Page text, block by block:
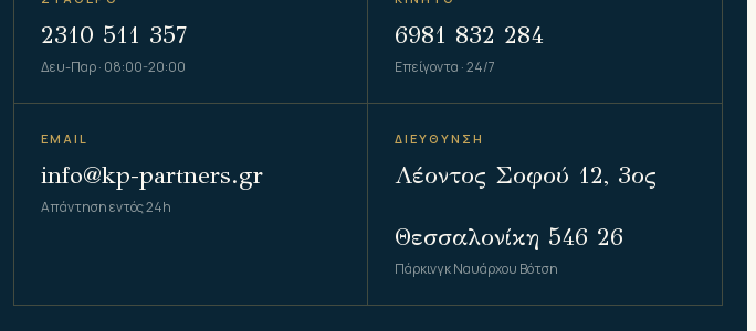
2310 511 357
Δευ-Παρ · 08:00-20:00
6981 832 284
Επείγοντα · 24/7
EMAIL
info@kp-partners.gr
Απάντηση εντός 24h
ΔΙΕΥΘΥΝΣΗ
Λέοντος Σοφού 12, 3ος
Θεσσαλονίκη 546 26
Πάρκινγκ Ναυάρχου Βότση